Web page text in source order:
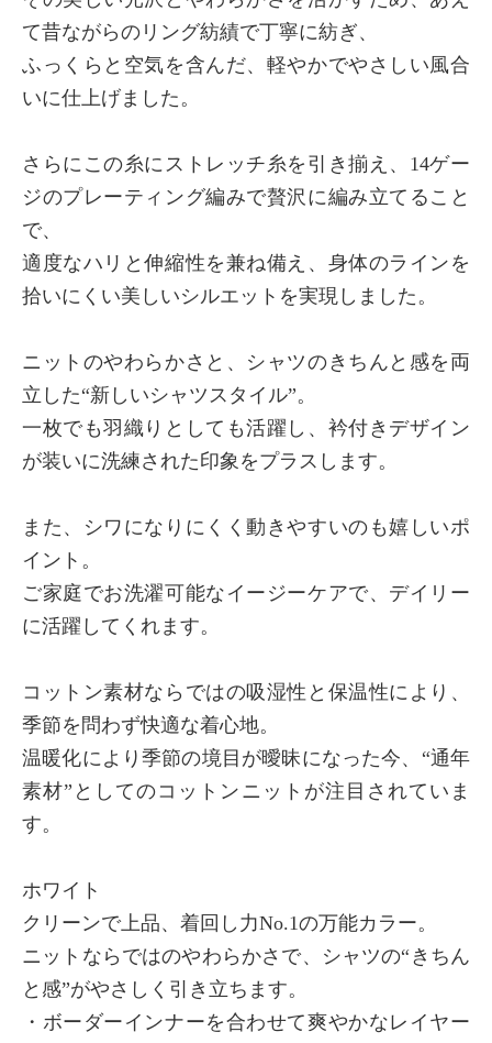
て昔ながらのリング紡績で丁寧に紡ぎ、
ふっくらと空気を含んだ、軽やかでやさしい風合
いに仕上げました。
さらにこの糸にストレッチ糸を引き揃え、14ゲー
ジのプレーティング編みで贅沢に編み立てること
で、
適度なハリと伸縮性を兼ね備え、身体のラインを
拾いにくい美しいシルエットを実現しました。
ニットのやわらかさと、シャツのきちんと感を両
立した“新しいシャツスタイル”。
一枚でも羽織りとしても活躍し、衿付きデザイン
が装いに洗練された印象をプラスします。
また、シワになりにくく動きやすいのも嬉しいポ
イント。
ご家庭でお洗濯可能なイージーケアで、デイリー
に活躍してくれます。
コットン素材ならではの吸湿性と保温性により、
季節を問わず快適な着心地。
温暖化により季節の境目が曖昧になった今、“通年
素材”としてのコットンニットが注目されていま
す。
ホワイト
クリーンで上品、着回し力No.1の万能カラー。
ニットならではのやわらかさで、シャツの“きちん
と感”がやさしく引き立ちます。
・ボーダーインナーを合わせて爽やかなレイヤー